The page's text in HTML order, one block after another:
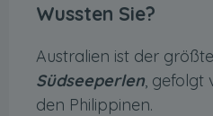
Wussten Sie?
Australien ist der
Südseeperlen, gefolgt
den Philippinen.